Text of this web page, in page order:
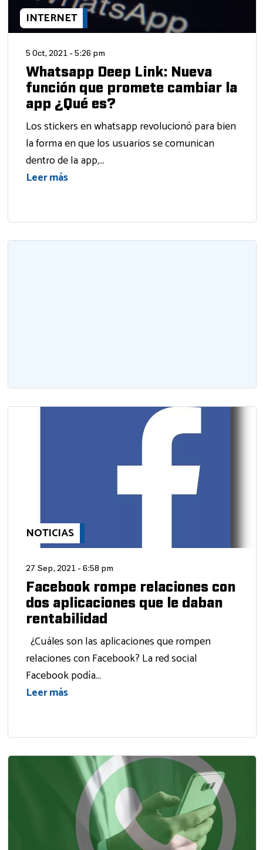
INTERNET
5 Oct, 2021 - 5:26 pm
Whatsapp Deep Link: Nueva
función que promete cambiar la
app ¿Qué es?
Los stickers en whatsapp revolucionó para bien
la forma en que los usuarios se comunican
dentro de la app,...
Leer más
NOTICIAS
27 Sep, 2021 - 6:58 pm
Facebook rompe relaciones con
dos aplicaciones que le daban
rentabilidad
¿Cuáles son las aplicaciones que rompen
relaciones con Facebook? La red social
Facebook podía...
Leer más